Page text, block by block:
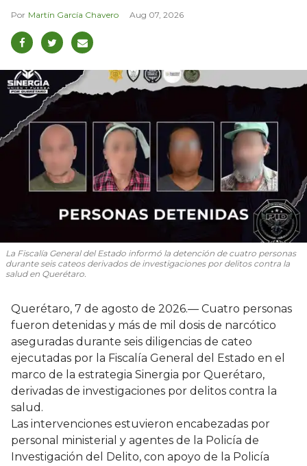
Martín García Chavero Aug 07, 2026
La Fiscalía General del Estado informó la detención de cuatro personas
durante seis cateos derivados de investigaciones por delitos contra la
salud en Querétaro.
Querétaro, 7 de agosto de 2026.— Cuatro personas
fueron detenidas y más de mil dosis de narcótico
aseguradas durante seis diligencias de cateo
ejecutadas por la Fiscalía General del Estado en el
marco de la estrategia Sinergia por Querétaro,
derivadas de investigaciones por delitos contra la
salud.
Las intervenciones estuvieron encabezadas por
personal ministerial y agentes de la Policía de
Investigación del Delito, con apoyo de la Policía